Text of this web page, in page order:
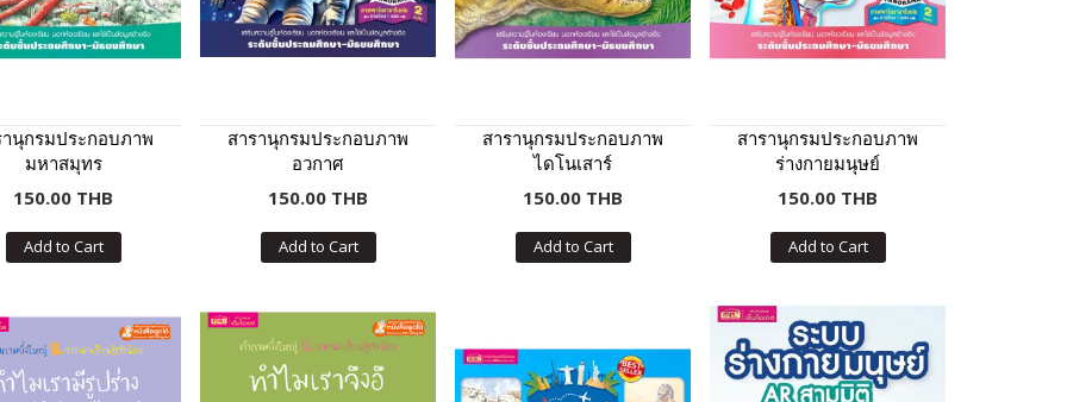
นุกรมประกอบภาพ
มหาสมุทร
150.00 THB
Add to Cart
สารานุกรมประกอบภาพ
อวกาศ
150.00 THB
Add to Cart
สารานุกรมประกอบภาพ
ไดโนเสาร์
150.00 THB
Add to Cart
สารานุกรมประกอบภาพ
ร่างกายมนุษย์
150.00 THB
Add to Cart